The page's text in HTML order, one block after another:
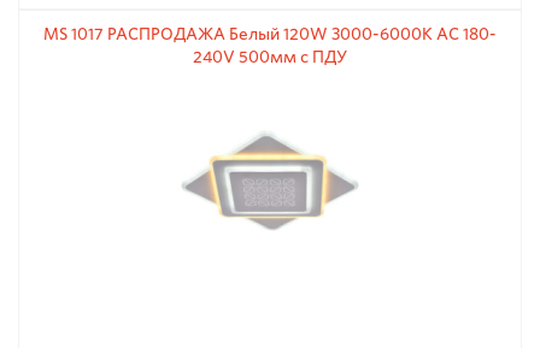
MS 1017 РАСПРОДАЖА Белый 120W 3000-6000К АС 180-
240V 500мм с ПДУ